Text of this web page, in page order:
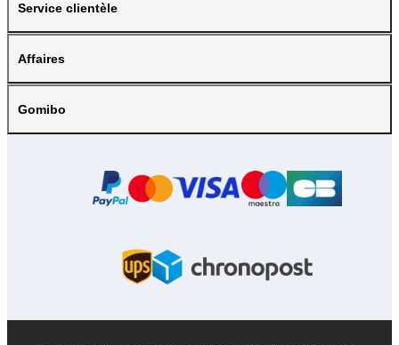
Service clientèle
Affaires
Gomibo